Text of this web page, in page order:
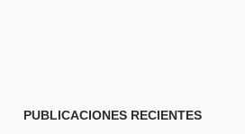
PUBLICACIONES RECIENTES